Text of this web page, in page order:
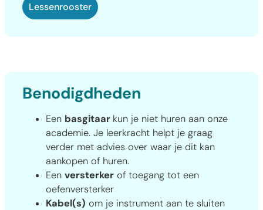
Lessenrooster
Benodigdheden
Een basgitaar kun je niet huren aan onze
academie. Je leerkracht helpt je graag
verder met advies over waar je dit kan
aankopen of huren.
Een versterker of toegang tot een
oefenversterker
Kabel(s) om je instrument aan te sluiten